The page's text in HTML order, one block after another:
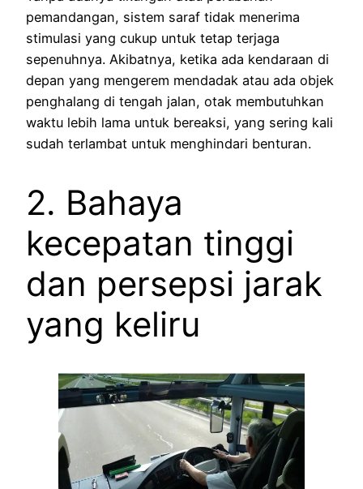
pemandangan, sistem saraf tidak menerima
stimulasi yang cukup untuk tetap terjaga
sepenuhnya. Akibatnya, ketika ada kendaraan di
depan yang mengerem mendadak atau ada objek
penghalang di tengah jalan, otak membutuhkan
waktu lebih lama untuk bereaksi, yang sering kali
sudah terlambat untuk menghindari benturan.
2. Bahaya
kecepatan tinggi
dan persepsi jarak
yang keliru